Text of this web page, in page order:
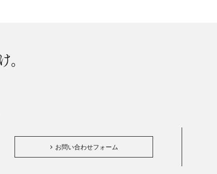
お問い合わせフォーム